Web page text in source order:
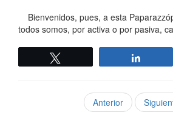
Bienvenidos, pues, a esta
todos somos, por activa o por pasiva,
Anterior